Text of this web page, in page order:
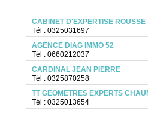
CABINET D'EXPERTISE ROUSSE
Tél : 0325031697
AGENCE DIAG IMMO 52
Tél : 0660212037
CARDINAL JEAN PIERRE
Tél : 0325870258
TT GEOMETRES EXPERTS
Tél : 0325013654